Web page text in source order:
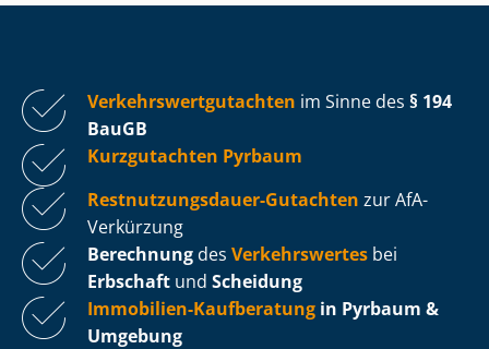
Ver­kehrs­wert­gut­ach­ten im Sinne des § 194
BauGB
Kurzgutachten Pyrbaum
Rest­nut­zungs­dau­er-Gutachten zur AfA-
Verkürzung
Berechnung des Verkehrswertes bei
Erbschaft und Scheidung
Immobilien-Kaufberatung in Pyrbaum &
Umgebung